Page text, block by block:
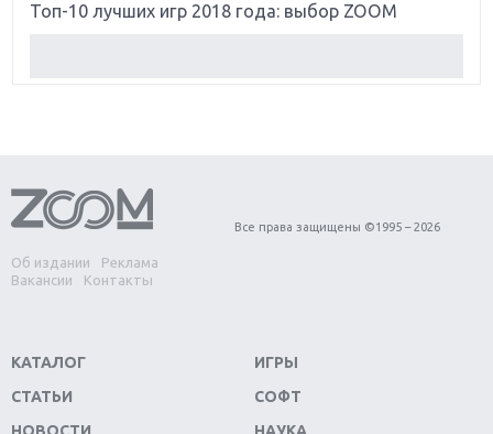
Топ-10 лучших игр 2018 года: выбор ZOOM
Обзор игры Forza Horizon 4: вершина эволюции
Две важных новинки для консолей: Spider-Man и
Divinity Original Sin 2
Switch
Обзор игры The Crew 2: покорение Америки
Об издании
Реклама
Вакансии
Контакты
Все права защищены ©1995 – 2026
КАТАЛОГ
СТАТЬИ
ИГРЫ
СОФТ